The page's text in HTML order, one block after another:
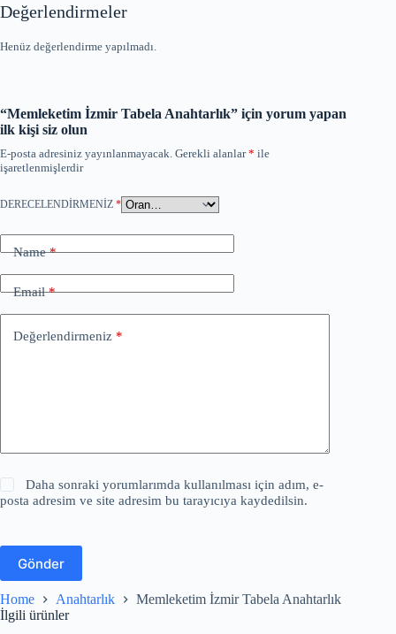
Değerlendirmeler
Henüz değerlendirme yapılmadı.
“Memleketim İzmir Tabela Anahtarlık” için yorum yapan
ilk kişi siz olun
E-posta adresiniz yayınlanmayacak. Gerekli alanlar* ile
işaretlenmişlerdir
DERECELENDIRMENIZ *
Name*
Email*
Değerlendirmeniz *
Daha sonraki yorumlarımda kullanılması için adım, e-
posta adresim ve site adresim bu tarayıcıya kaydedilsin.
Gönder
Home Anahtarlık
Memleketim İzmir Tabela Anahtarlık
İlgili ürünler